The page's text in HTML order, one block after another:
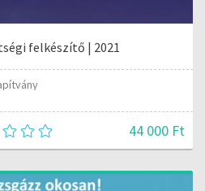
felkészítő | 2021
44 000 Ft